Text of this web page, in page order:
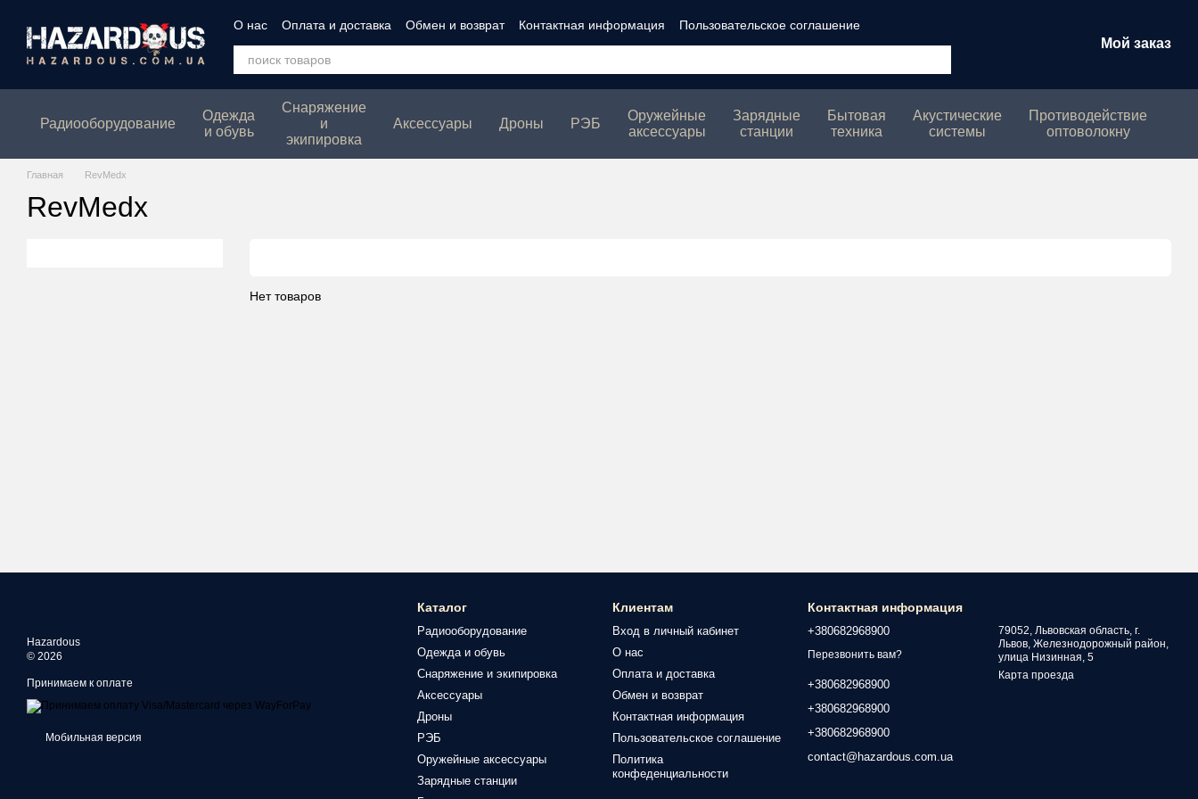
О нас Оплата и доставка Обмен и возврат Контактная информация
Пользовательское соглашение
Политика конфеденциальности
Мой заказ
Радиооборудование
Одежда
и обувь
Снаряжение
и
экипировка
Аксессуары Дроны РЭБ
Оружейные
аксессуары
Зарядные
станции
Бытовая
техника
Акустические
системы
Противодействие
оптоволокну
Главная RevMedx
RevMedx
Нет товаров
Hazardous
© 2026
Принимаем к оплате
Мобильная версия
Каталог
Радиооборудование
Одежда и обувь
Снаряжение и экипировка
Аксессуары
Дроны
РЭБ
Оружейные аксессуары
Зарядные станции
Клиентам
Вход в личный кабинет
О нас
Оплата и доставка
Обмен и возврат
Контактная информация
Пользовательское соглашение
Политика
конфеденциальности
Контактная информация
+380682968900
Перезвонить вам?
+380682968900
+380682968900
+380682968900
contact@hazardous.com.ua
79052, Львовская область, г.
Львов, Железнодорожный район,
улица Низинная, 5
Карта проезда